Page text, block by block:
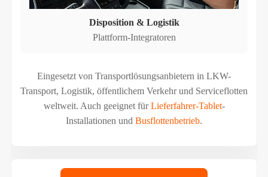
Disposition & Logistik
Plattform-Integratoren
Eingesetzt von Transportlösungsanbietern in LKW-
Transport, Logistik, öffentlichem Verkehr und Serviceflotten
weltweit. Auch geeignet fürLieferfahrer-Tablet-
Installationen und Busflottenbetrieb.